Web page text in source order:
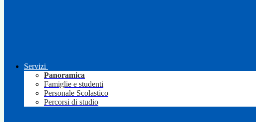
Servizi
Panoramica
Famiglie e studenti
Personale Scolastico
Percorsi di studio